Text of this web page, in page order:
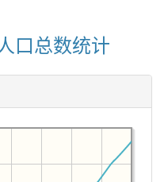
口总数统计